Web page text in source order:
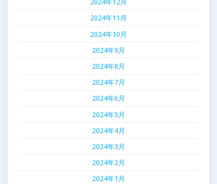
2024年11月
2024年10月
2024年9月
2024年8月
2024年7月
2024年6月
2024年5月
2024年4月
2024年3月
2024年2月
2024年1月